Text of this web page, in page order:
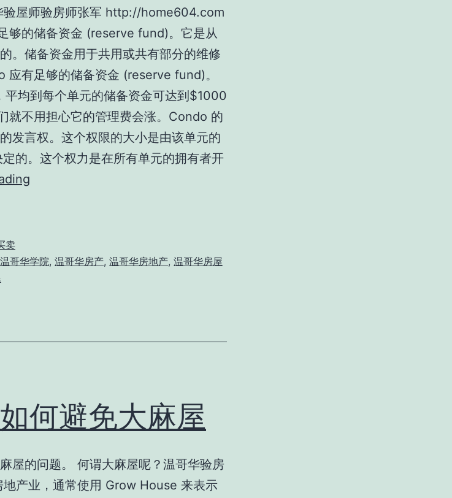
验屋师验房师张军 http://home604.com
够的储备资金 (reserve fund)。它是从
。储备资金用于共用或共有部分的维修
应有足够的储备资金 (reserve fund)。
均到每个单元的储备资金可达到$1000
就不用担心它的管理费会涨。Condo 的
发言权。这个权限的大小是由该单元的
的。这个权力是在所有单元的拥有者开
房
型
卖
温哥华学院, 温哥华房产, 温哥华房地产, 温哥华房屋
何避免大麻屋
屋的问题。 何谓大麻屋呢？温哥华验房
产业，通常使用 Grow House 来表示